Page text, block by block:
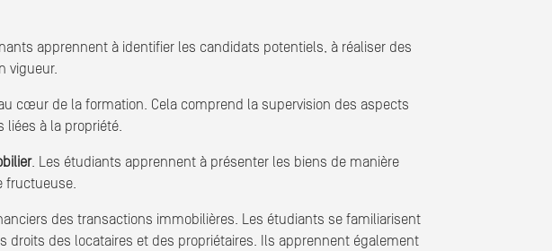
apprennent à identifier les candidats potentiels, à réaliser des
vigueur.
cœur de la formation. Cela comprend la supervision des aspects
à la propriété.
. Les étudiants apprennent à présenter les biens de manière
fructueuse.
des transactions immobilières. Les étudiants se familiarisent
des locataires et des propriétaires. Ils apprennent également